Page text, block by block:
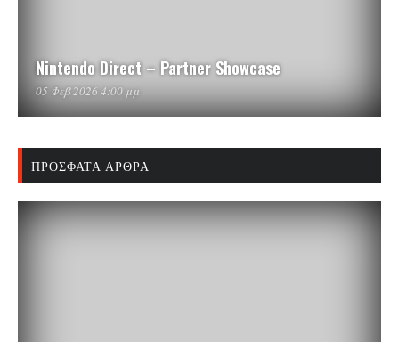
Nintendo Direct – Partner Showcase
05 Φεβ 2026 4:00 μμ
ΠΡΌΣΦΑΤΑ ΆΡΘΡΑ